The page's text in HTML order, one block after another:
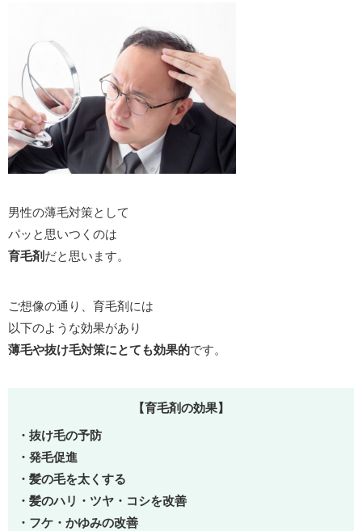
男性の薄毛対策として
パッと思いつくのは
育毛剤 だと思います。
ご想像の通り、育毛剤には
以下のような効果があり
薄毛や抜け毛対策にとても効果的です。
【育毛剤の効果】
・抜け毛の予防
・発毛促進
・髪の毛を太くする
・髪のハリ・ツヤ・コシを改善
・フケ・かゆみの改善